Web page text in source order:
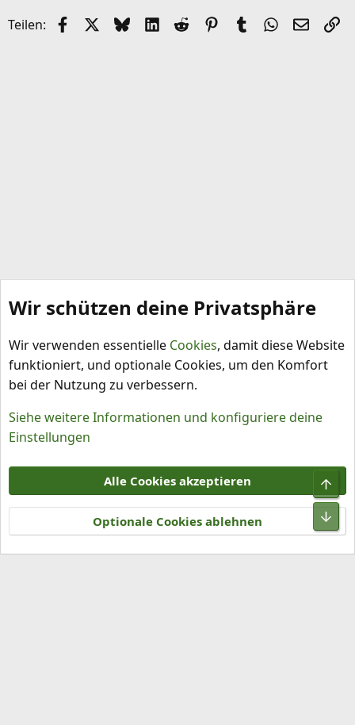
Teilen: FacebookX (Twitter)
BlueskyLinkedIn
Reddit Pinterest
Tumblr WhatsApp
E-Mail
Capsicum annuum
Nutzungsbedingungen
Datenschutz
Hilfe und Impressum
R
S
S
Community platform by XenForo® © 2010-2026 XenForo Ltd.
Wir schützen deine Privatsphäre
Wir verwenden essentielle Cookies, damit diese Website
funktioniert, und optionale Cookies, um den Komfort
bei der Nutzung zu verbessern.
Siehe weitere Informationen und konfiguriere deine
Einstellungen
Alle Cookies akzeptieren
Optionale Cookies ablehnen